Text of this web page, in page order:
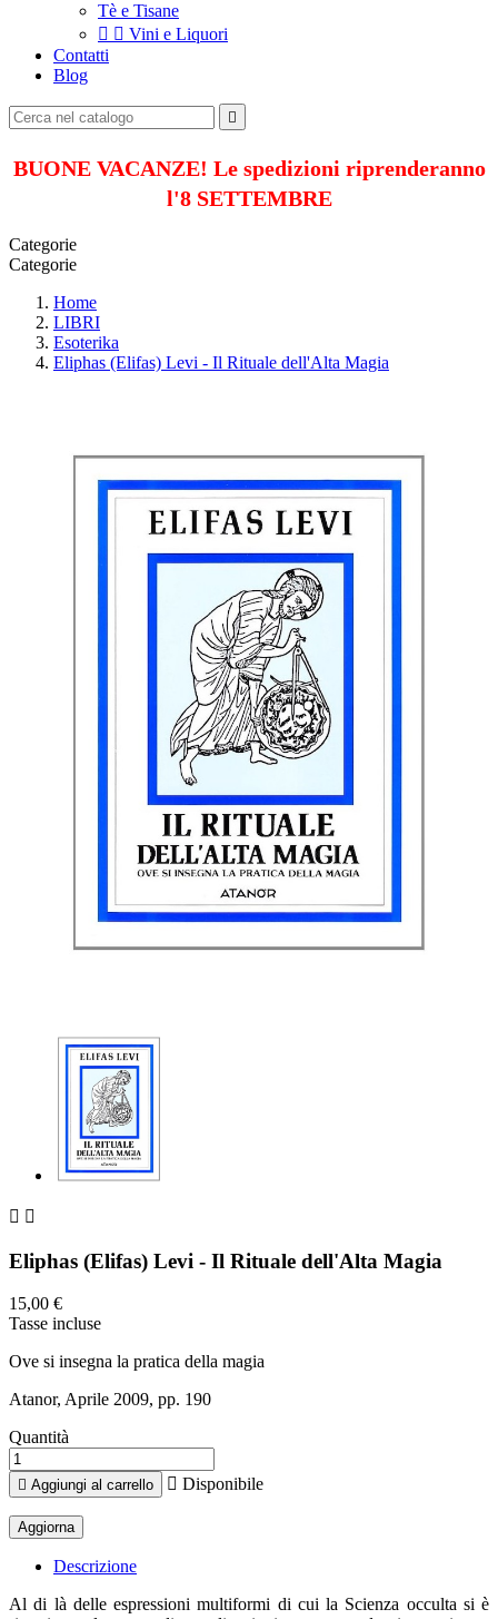
Tè e Tisane
  Vini e Liquori
Contatti
Blog

BUONE VACANZE! Le spedizioni riprenderanno
l'8 SETTEMBRE
Categorie
Categorie
Home
LIBRI
Esoterika
Eliphas (Elifas) Levi - Il Rituale dell'Alta Magia
 
Eliphas (Elifas) Levi - Il Rituale dell'Alta Magia
15,00 €
Tasse incluse
Ove si insegna la pratica della magia
Atanor, Aprile 2009, pp. 190
Quantità
 Aggiungi al carrello  Disponibile
Descrizione
Al di là delle espressioni multiformi di cui la Scienza occulta si è